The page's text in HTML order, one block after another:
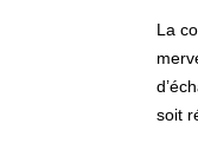
La
soit